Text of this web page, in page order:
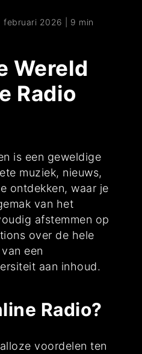
februari 2026
9 min
Wereld
Radio
is een geweldige
muziek, nieuws,
ontdekken, waar je
van het
afstemmen op
over de hele
een
aan inhoud.
Radio?
voordelen ten